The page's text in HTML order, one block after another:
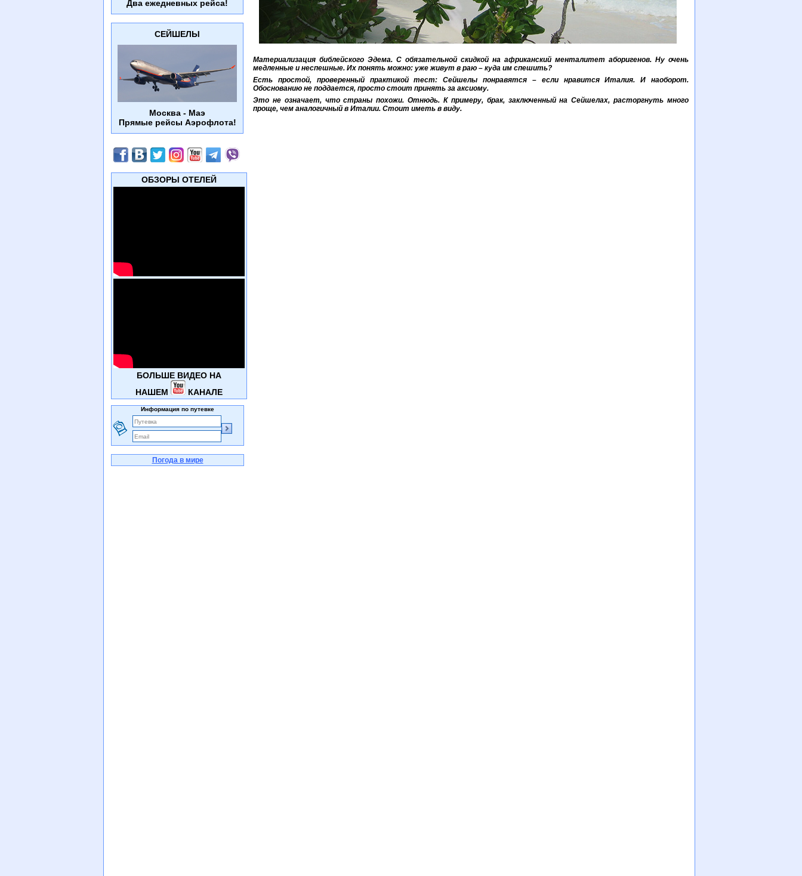
Материализация библейского Эдема. С обязательной скидкой на африканский менталитет аборигенов. Ну очень
медленные и неспешные. Их понять можно: уже живут в раю – куда им спешить?
Есть простой, проверенный практикой тест: Сейшелы понравятся – если нравится Италия. И наоборот.
Обоснованию не поддается, просто стоит принять за аксиому.
Это не означает, что страны похожи. Отнюдь. К примеру, брак, заключенный на Сейшелах, расторгнуть много
проще, чем аналогичный в Италии. Стоит иметь в виду.
Два ежедневных рейса!
СЕЙШЕЛЫ
Москва - Маэ
Прямые рейсы Аэрофлота!
ОБЗОРЫ ОТЕЛЕЙ
БОЛЬШЕ ВИДЕО НА
НАШЕМ
КАНАЛЕ
Информация по путевке
Погода в мире